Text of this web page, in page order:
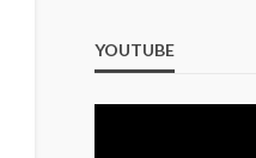
YOUTUBE